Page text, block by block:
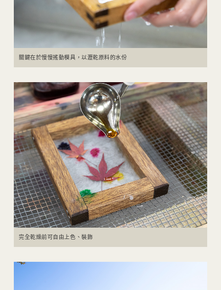
關鍵在於慢慢搖動模具，以瀝乾原料的水份
完全乾燥前可自由上色、裝飾